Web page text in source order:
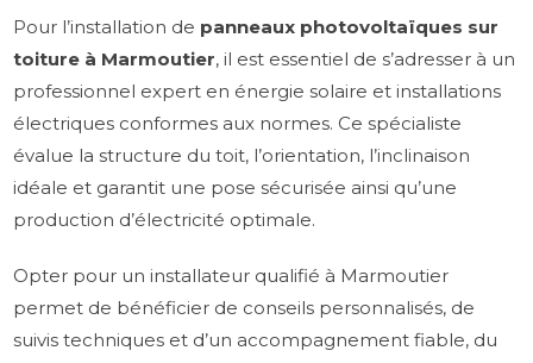
Pour l’installation de panneaux photovoltaïques sur
toiture à Marmoutier, il est essentiel de s’adresser à un
professionnel expert en énergie solaire et installations
électriques conformes aux normes. Ce spécialiste
évalue la structure du toit, l’orientation, l’inclinaison
idéale et garantit une pose sécurisée ainsi qu’une
production d’électricité optimale.
Opter pour un installateur qualifié à Marmoutier
permet de bénéficier de conseils personnalisés, de
suivis techniques et d’un accompagnement fiable, du